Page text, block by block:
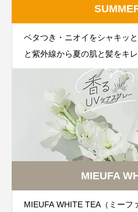
ベタつき・ニオイをシャキッ
と紫外線から夏の肌と髪をキ
ミスト。心地よい夏の味方に
るはず。 SUMMER BARで、
MIEUFA
MIEUFA WHITE TEA（ミーフ